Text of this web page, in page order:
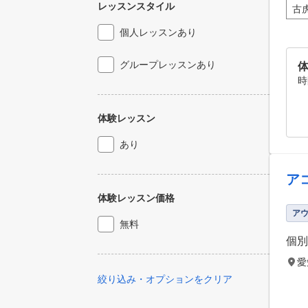
レッスンスタイル
個人レッスンあり
グループレッスンあり
体験レッスン
あり
体験レッスン価格
無料
絞り込み・オプションをクリア
古
ア
ア
個